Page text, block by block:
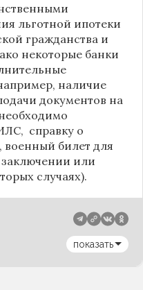
льготной ипотеки
гражданства и
некоторые банки
наличие
документов на
справку о
билет для
или
случаях).
показать